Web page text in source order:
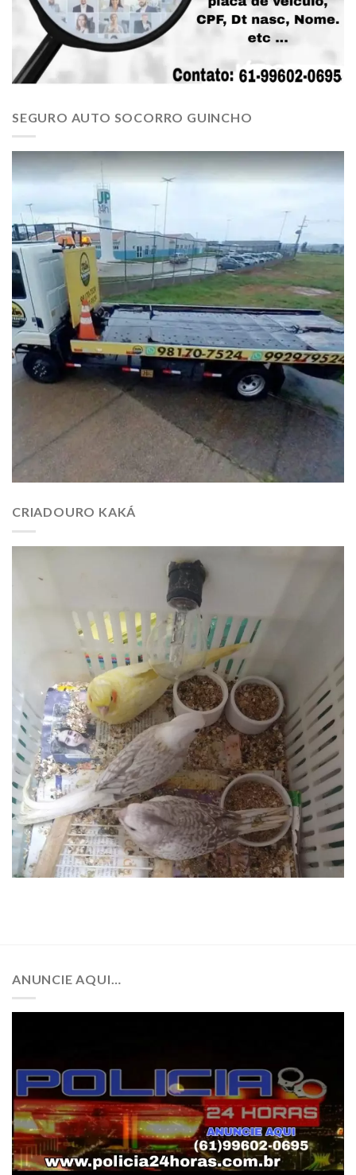
SEGURO AUTO SOCORRO GUINCHO
CRIADOURO KAKÁ
ANUNCIE AQUI…